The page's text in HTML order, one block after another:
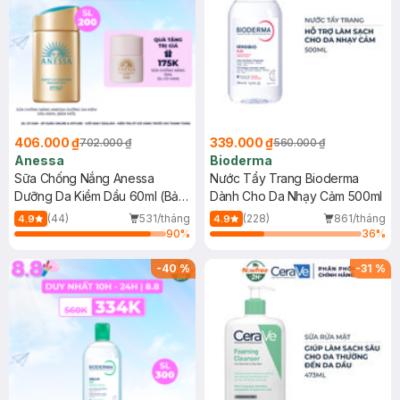
406.000 ₫702.000 ₫
Anessa
Sữa Chống Nắng Anessa
Dưỡng Da Kiềm Dầu 60ml (Bản
Mới)
4.9 (44)
531/tháng
90%
339.000 ₫560.000 ₫
Bioderma
Nước Tẩy Trang Bioderma
Dành Cho Da Nhạy Cảm 500ml
4.9 (228)
861/tháng
36%
-40% -31 %